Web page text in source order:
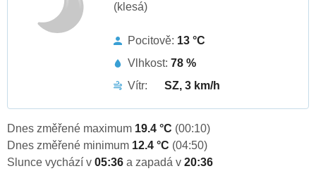
(klesá)
Pocitově: 13 °C
Vlhkost: 78 %
Vítr:
SZ, 3 km/h
Dnes změřené maximum 19.4 °C (00:10)
Dnes změřené minimum 12.4 °C (04:50)
Slunce vychází v 05:36 a zapadá v 20:36